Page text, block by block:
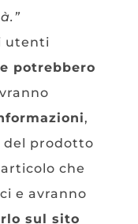
utenti
potrebbero
,
del prodotto
che
e avranno
sul sito